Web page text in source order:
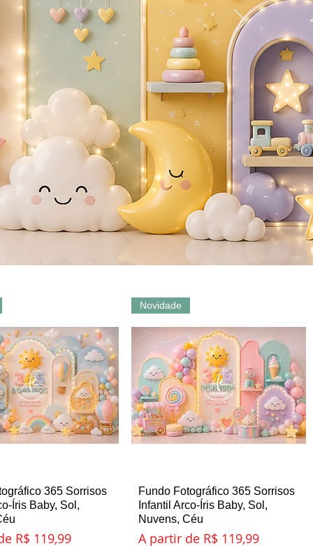
rápida
365 Sorrisos
Íris Baby, Sol,
R$ 119,99
Visualização rápida
Novidade
Fundo Fotográfico 365 Sorrisos
Infantil Arco-Íris Baby, Sol,
Nuvens, Céu
A partir de R$ 119,99
Preço promocional